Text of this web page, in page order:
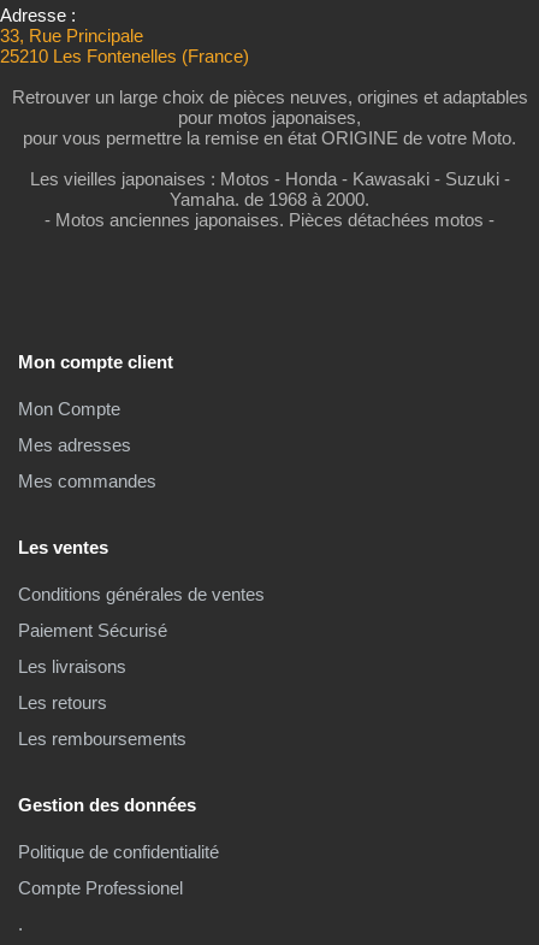
Adresse :
33, Rue Principale
25210 Les Fontenelles (France)
Retrouver un large choix de pièces neuves, origines et adaptables
pour motos japonaises,
pour vous permettre la remise en état ORIGINE de votre Moto.
Les vieilles japonaises : Motos - Honda - Kawasaki - Suzuki -
Yamaha. de 1968 à 2000.
- Motos anciennes japonaises. Pièces détachées motos -
Mon compte client
Mon Compte
Mes adresses
Mes commandes
Les ventes
Conditions générales de ventes
Paiement Sécurisé
Les livraisons
Les retours
Les remboursements
Gestion des données
Politique de confidentialité
Compte Professionel
.